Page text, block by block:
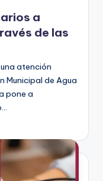
a
de las
atención
Municipal de Agua
pone a